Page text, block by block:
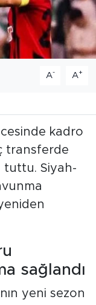
A- A+
kadro
transferde
tuttu. Siyah-
sağlandı
yeni sezon